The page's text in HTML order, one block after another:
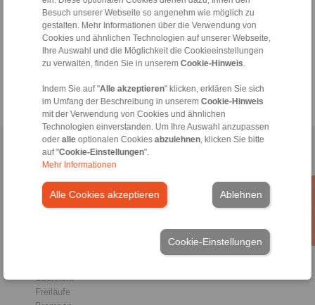
Besuch unserer Webseite so angenehm wie möglich zu
gestalten. Mehr Informationen über die Verwendung von
Cookies und ähnlichen Technologien auf unserer Webseite,
Ihre Auswahl und die Möglichkeit die Cookieeinstellungen
zu verwalten, finden Sie in unserem Cookie-Hinweis
Indem Sie auf "Alle akzeptieren" klicken, erklären Sie sich
im Umfang der Beschreibung in unserem Cookie-Hinweis
mit der Verwendung von Cookies und ähnlichen
Technologien einverstanden. Um Ihre Auswahl anzupassen
oder alleoptionalen Cookies abzulehnen, klicken Sie bitte
auf "Cookie-Einstellungen".
Mehr Informationen
Alle Cookies akzeptieren Ablehnen
Cookie-Einstellungen
Hotline Technik:
+49 6172 275-410
tech.freewheels@ringspann.de
Home|Kontaktformular|Impressum
Allgemeine Verkaufsbedingungen
Übersicht
Freiläufe